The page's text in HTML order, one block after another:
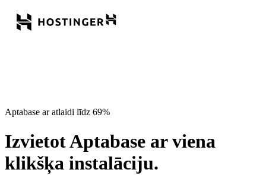
Aptabase ar atlaidi līdz 69%
Izvietot Aptabase ar viena
klikšķa instalāciju.